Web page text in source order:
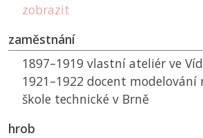
zobrazit
zaměstnání
1897–1919 vlastní ateliér ve
1921–1922 docent modelování
škole technické v Brně
hrob